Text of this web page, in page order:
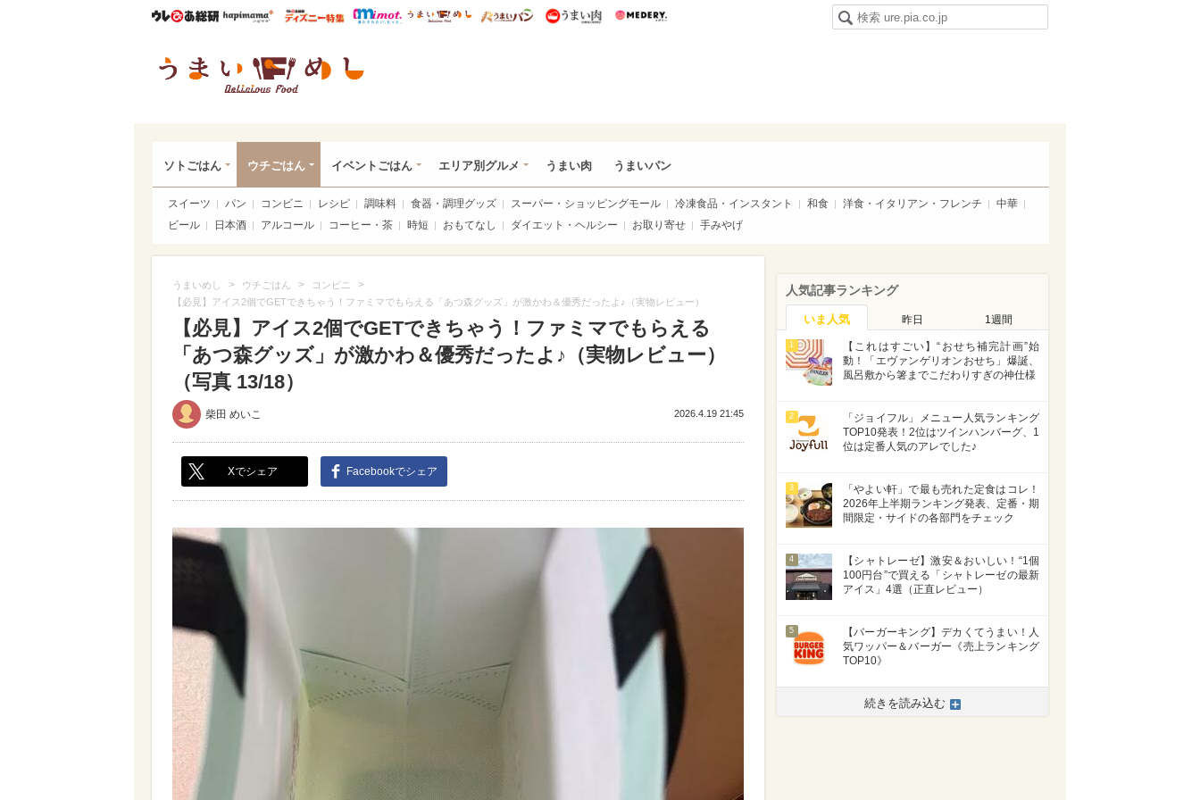
ウレぴあ総研ハピママ* ウレぴあ総研 ディズニー特集
mimot. うまいめし うまいパン うまい肉
ソトごはん ウチごはん イベントごはん エリア別グルメ うまい肉 うまいパン
スイーツ パン コンビニ レシピ 調味料 食器・調理グッズ スーパー・ショッピングモール 冷凍食品・インスタント 和食 洋食・イタリアン・フレンチ
中華
ビール
日本酒 アルコール コーヒー・茶 時短 おもてなし ダイエット・ヘルシー お取り寄せ 手みやげ
うまいめし > ウチごはん > コンビニ >
【必見】アイス2個でGETできちゃう！ファミマでもらえる「あつ森グッズ」が激かわ＆優秀だったよ♪（実物レビュー）
【必見】アイス2個でGETできちゃう！ファミマでもらえる
「あつ森グッズ」が激かわ＆優秀だったよ♪（実物レビュー）
（写真 13/18）
柴田 めいこ 2026.4.19 21:45
Xでシェア Facebookでシェア
人気記事ランキング
いま人気 昨日 1週間
1
【これはすごい】“おせち補完計画”始
動！「エヴァンゲリオンおせち」爆誕、
風呂敷から箸までこだわりすぎの神仕様
2
「ジョイフル」メニュー人気ランキング
TOP10発表！2位はツインハンバーグ、1
位は定番人気のアレでした♪
3
「やよい軒」で最も売れた定食はコレ！
2026年上半期ランキング発表、定番・期
間限定・サイドの各部門をチェック
4
【シャトレーゼ】激安＆おいしい！“1個
100円台”で買える「シャトレーゼの最新
アイス」4選（正直レビュー）
5
【バーガーキング】デカくてうまい！人
気ワッパー＆バーガー《売上ランキング
TOP10》
続きを読み込む